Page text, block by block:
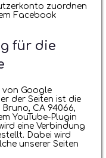
zuordnen
Facebook
für die
von Google
der Seiten ist die
Bruno, CA 94066,
YouTube-Plugin
eine Verbindung
Dabei wird
unserer Seiten